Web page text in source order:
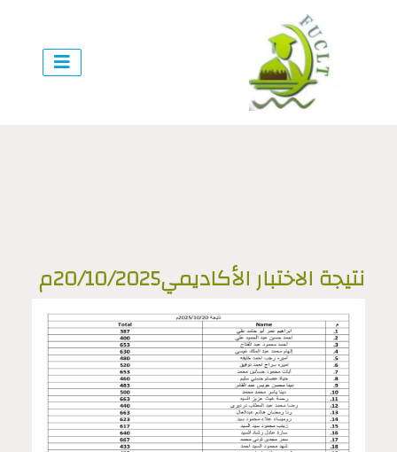
نتيجة الاختبار الأكاديمي20/10/2025م